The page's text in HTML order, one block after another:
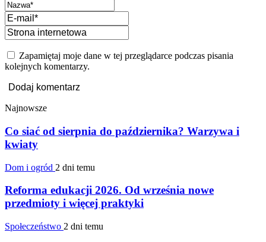
Zapamiętaj moje dane w tej przeglądarce podczas pisania
kolejnych komentarzy.
Najnowsze
Co siać od sierpnia do października? Warzywa i
kwiaty
Dom i ogród 2 dni temu
Reforma edukacji 2026. Od września nowe
przedmioty i więcej praktyki
Społeczeństwo 2 dni temu